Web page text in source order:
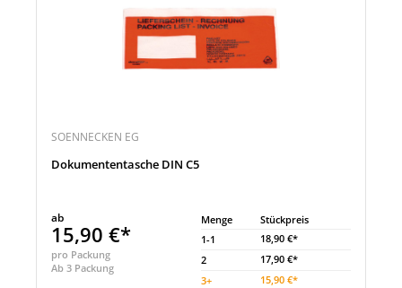
SOENNECKEN EG
Dokumententasche DIN C5
ab
15,90 €*
pro Packung
Ab 3 Packung
Menge
Stückpreis
1-1
18,90 €*
2
17,90 €*
3+ 15,90 €*